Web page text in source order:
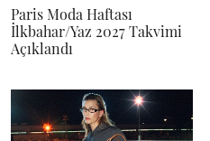
Paris Moda Haftası
İlkbahar/Yaz 2027 Takvimi
Açıklandı